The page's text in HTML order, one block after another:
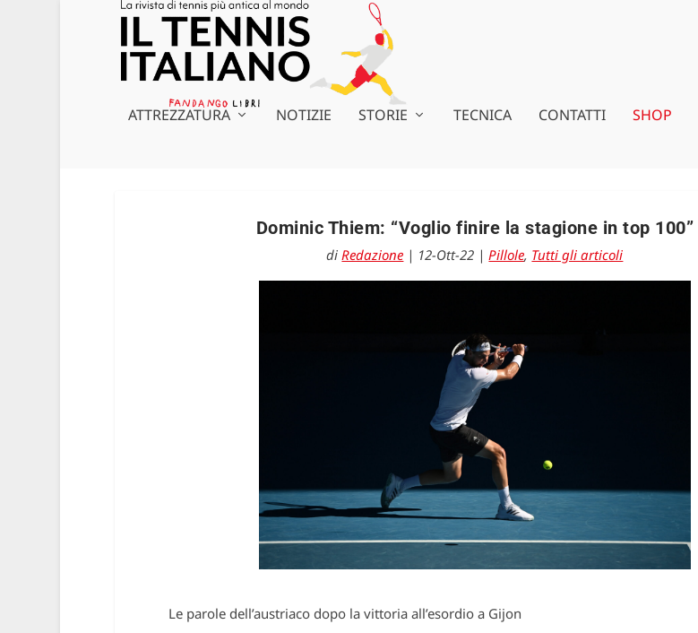
ATTREZZATURA NOTIZIE STORIE TECNICA CONTATTI SHOP
Dominic Thiem: “Voglio finire la stagione in top 100”
diRedazione | 12-Ott-22 |Pillole, Tutti gli articoli
Le parole dell’austriaco dopo la vittoria all’esordio a Gijon